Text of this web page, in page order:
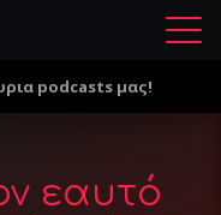
Μ
ο
podcasts μας!
εαυτό